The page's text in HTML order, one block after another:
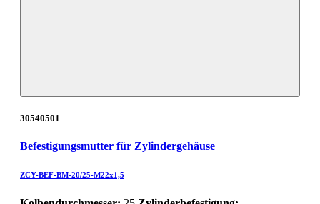
30540501
Befestigungsmutter für Zylindergehäuse
ZCY-BEF-BM-20/25-M22x1,5